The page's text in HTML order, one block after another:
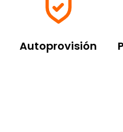
Autoprovisión